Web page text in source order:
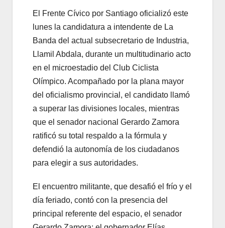
El Frente Cívico por Santiago oficializó este
lunes la candidatura a intendente de La
Banda del actual subsecretario de Industria,
Llamil Abdala, durante un multitudinario acto
en el microestadio del Club Ciclista
Olímpico. Acompañado por la plana mayor
del oficialismo provincial, el candidato llamó
a superar las divisiones locales, mientras
que el senador nacional Gerardo Zamora
ratificó su total respaldo a la fórmula y
defendió la autonomía de los ciudadanos
para elegir a sus autoridades.
El encuentro militante, que desafió el frío y el
día feriado, contó con la presencia del
principal referente del espacio, el senador